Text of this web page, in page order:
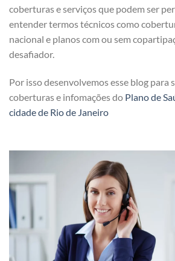
coberturas e serviços que podem ser
entender termos técnicos como
nacional e planos com ou sem
desafiador.
Por isso desenvolvemos esse blog para
coberturas e infomações do Plano de
cidade de Rio de Janeiro